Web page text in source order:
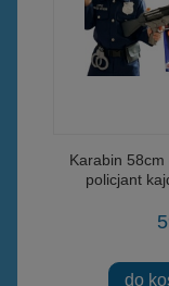
Karabin 58cm
policjant
do